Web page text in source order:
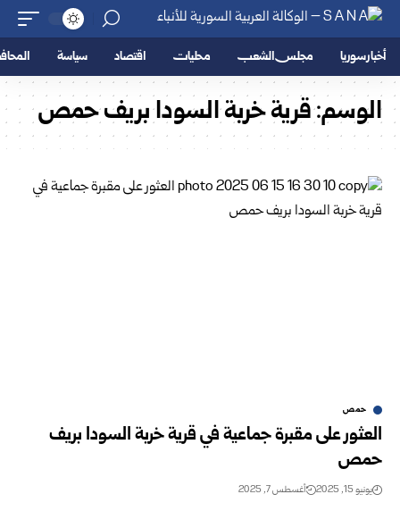
أخبار سوريا مجلس الشعب محليات اقتصاد سياسة
الوسم:قرية خربة السودا بريف حمص
حمص
العثور على مقبرة جماعية في قرية خربة السودا بريف
حمص
يونيو 15, 2025 أغسطس 7, 2025